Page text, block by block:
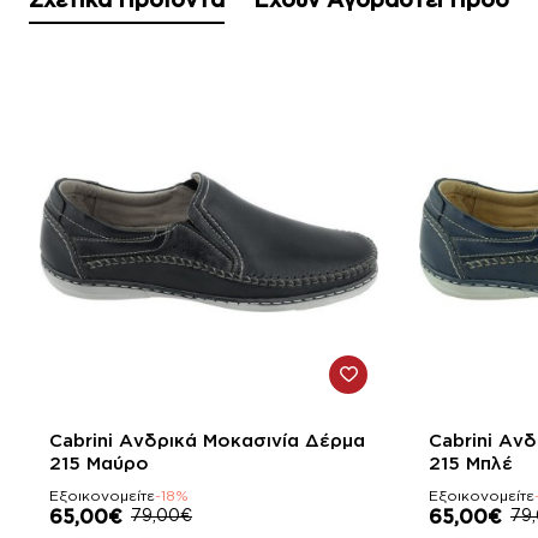
-18%
Cabrini Ανδρικά Μοκασινία Δέρμα
215 Μαύρο
Εξοικονομείτε-18%
65,00€ 79,00€
-18%
Cabrini
215 Μπλέ
Εξοικονομείτε
65,00€